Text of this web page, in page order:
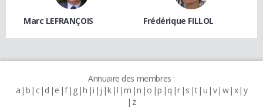
Marc LEFRANÇOIS Frédérique FILLOL
Annuaire des membres :
a b c d e f g h i j k l m n o p q r s t u v w x y
z